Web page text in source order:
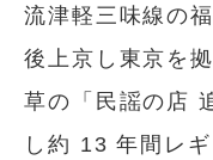
流津軽三味線の
後上京し東京を
草の「民謡の店
し約 13 年間レ